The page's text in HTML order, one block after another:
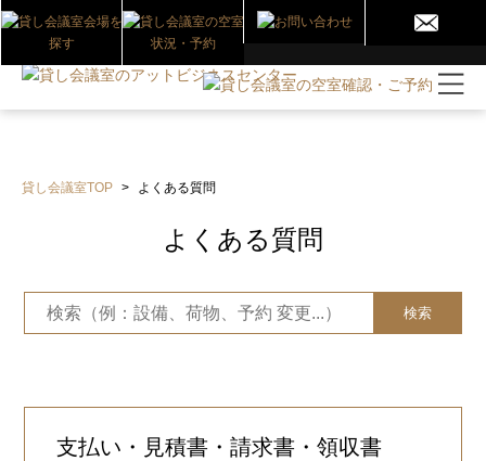
貸し会議室TOP > よくある質問
よくある質問
検索
支払い・見積書・請求書・領収書